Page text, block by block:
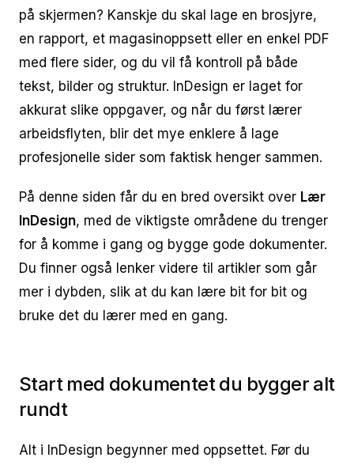
på skjermen? Kanskje du skal lage en brosjyre,
en rapport, et magasinoppsett eller en enkel PDF
med flere sider, og du vil få kontroll på både
tekst, bilder og struktur. InDesign er laget for
akkurat slike oppgaver, og når du først lærer
arbeidsflyten, blir det mye enklere å lage
profesjonelle sider som faktisk henger sammen.
På denne siden får du en bred oversikt over Lær
InDesign, med de viktigste områdene du trenger
for å komme i gang og bygge gode dokumenter.
Du finner også lenker videre til artikler som går
mer i dybden, slik at du kan lære bit for bit og
bruke det du lærer med en gang.
Start med dokumentet du bygger alt
rundt
Alt i InDesign begynner med oppsettet. Før du